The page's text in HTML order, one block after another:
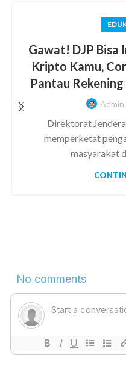
Gawat! DJP Bisa
Kripto Kamu,
Pantau
Admin
Direktorat
memperketat
masyarakat